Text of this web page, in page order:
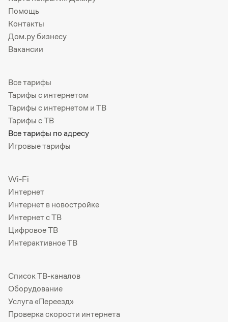
Помощь
Контакты
Дом.ру бизнесу
Вакансии
Все тарифы
Тарифы с интернетом
Тарифы с интернетом и ТВ
Тарифы с ТВ
Все тарифы по адресу
Игровые тарифы
Wi-Fi
Интернет
Интернет в новостройке
Интернет с ТВ
Цифровое ТВ
Интерактивное ТВ
Список ТВ-каналов
Оборудование
Услуга «Переезд»
Проверка скорости интернета